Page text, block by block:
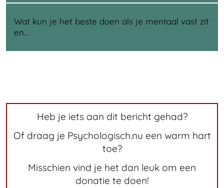
Wat kun je het beste doen als je mentaal vast zit
en…
Heb je iets aan dit bericht gehad?
Of draag je Psychologisch.nu een warm hart
toe?
Misschien vind je het dan leuk om een
donatie te doen!